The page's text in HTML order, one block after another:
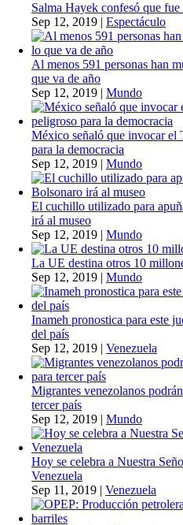
Salma Hayek confesó que
Sep 12, 2019 | Espectáculo
Al menos 591 personas han
que va de año
Sep 12, 2019 | Mundo
México señaló que invocar el
para la democracia
Sep 12, 2019 | Mundo
El cuchillo utilizado para
irá al museo
Sep 12, 2019 | Mundo
La UE destina otros 10
Sep 12, 2019 | Mundo
Inameh pronostica para este
del país
Sep 12, 2019 | Venezuela
Migrantes venezolanos
tercer país
Sep 12, 2019 | Mundo
Hoy se celebra a Nuestra
Venezuela
Sep 11, 2019 | Venezuela